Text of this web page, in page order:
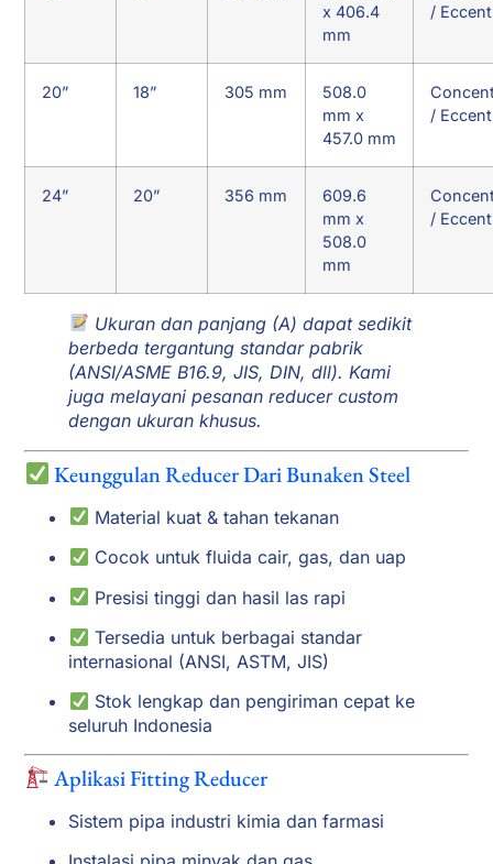
x 406.4
mm
/
20” 18” 305 mm
508.0
mm x
457.0 mm
/
24” 20” 356 mm
609.6
mm x
508.0
mm
/
Ukuran dan panjang (A) dapat sedikit
berbeda tergantung standar pabrik
(ANSI/ASME B16.9, JIS, DIN, dll). Kami
juga melayani pesanan reducer custom
dengan ukuran khusus.
Keunggulan Reducer Dari Bunaken Steel
Material kuat & tahan tekanan
Cocok untuk fluida cair, gas, dan uap
Presisi tinggi dan hasil las rapi
Tersedia untuk berbagai standar
internasional (ANSI, ASTM, JIS)
Stok lengkap dan pengiriman cepat ke
seluruh Indonesia
Aplikasi Fitting Reducer
Sistem pipa industri kimia dan farmasi